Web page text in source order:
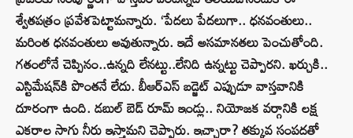
శ్వేతపత్రం ప్రవేశపెట్టామన్నారు. ‘పేదలు పేదలుగా.. ధనవంతులు..
మరింత ధనవంతులు అవుతున్నారు. ఇదే అసమానతలు పెంచుతోంది.
గతంలోనే చెప్పినం..ఉన్నది లేనట్టు..లేనిది ఉన్నట్టు చెప్పారని. ఖర్చుకి..
ఎస్టిమేషన్‌కి పొంతనే లేదు. బీఆర్‌ఎస్ బడ్జెట్ ఎప్పుడూ వాస్తవానికి
దూరంగా ఉంది. డబుల్ బెడ్ రూమ్ ఇండ్లు.. నియోజక వర్గానికి లక్ష
ఎకరాల సాగు నీరు ఇస్తామని చెప్పారు. ఇచ్చారా? తక్కువ సంపదతో